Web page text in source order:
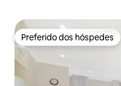
Preferido dos hóspedes
Preferido dos hóspedes